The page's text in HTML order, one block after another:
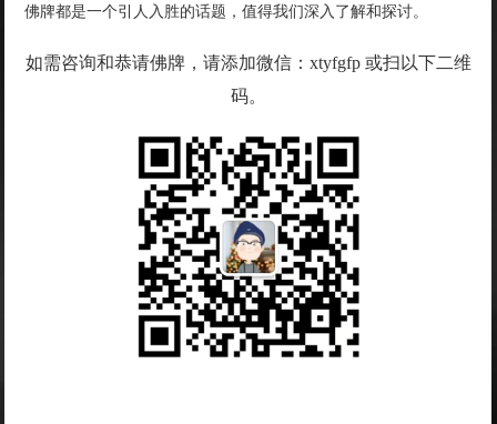
佛牌都是一个引人入胜的话题，值得我们深入了解和探讨。
如需咨询和恭请佛牌，请添加微信：xtyfgfp 或扫以下二维
码。